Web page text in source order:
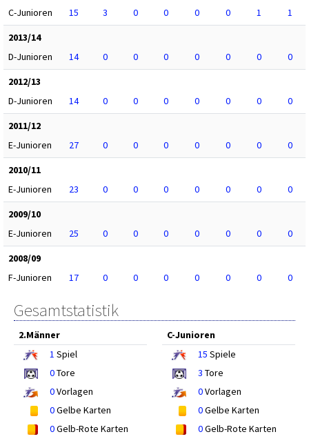
C-Junioren
15 3 0 0 0 0 1
1
2013/14
D-Junioren
14 0 0 0 0 0 0
0
2012/13
D-Junioren
14 0 0 0 0 0 0
0
2011/12
E-Junioren
27 0 0 0 0 0 0
0
2010/11
E-Junioren
23 0 0 0 0 0 0
0
2009/10
E-Junioren
25 0 0 0 0 0 0
0
2008/09
F-Junioren
17 0 0 0 0 0 0 0
Gesamtstatistik
2.Männer
1 Spiel
0Tore
0Vorlagen
0Gelbe Karten
0Gelb-Rote Karten
C-Junioren
15 Spiele
3 Tore
0Vorlagen
0Gelbe Karten
0Gelb-Rote Karten